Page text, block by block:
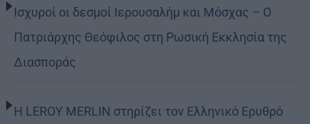
Ισχυροί οι δεσμοί Ιερουσαλήμ και Μόσχας – Ο
Πατριάρχης Θεόφιλος στη Ρωσική Εκκλησία της
Διασποράς
Η LEROY MERLIN στηρίζει τον Ελληνικό Ερυθρό